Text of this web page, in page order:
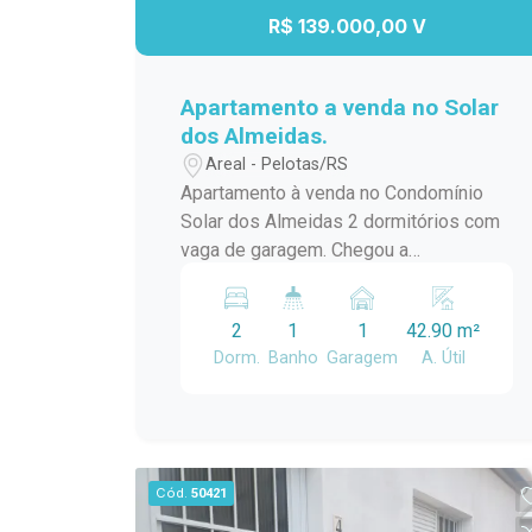
R$ 139.000,00 V
Apartamento a venda no Solar
dos Almeidas.
Areal - Pelotas/RS
Apartamento à venda no Condomínio
Solar dos Almeidas 2 dormitórios com
vaga de garagem. Chegou a
Condomínio solar dos Almeidas
oferece conforto, praticidade e um
aconchegante; Cozinha funcional; 1
vaga de garagem. Ideal para casais,
2
Dorm.
1
Banho
1
Garagem
42.90 m²
A. Útil
Cód. 50421